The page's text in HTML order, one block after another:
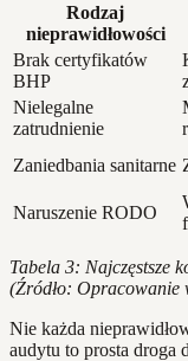
Rodzaj
nieprawidłowości
Brak certyfikatów
BHP
Nielegalne
zatrudnienie
Zaniedbania sanitarne
Naruszenie RODO
Tabela 3: Najczęstsze
(Źródło: Opracowanie
Nie każda
audytu to prosta droga